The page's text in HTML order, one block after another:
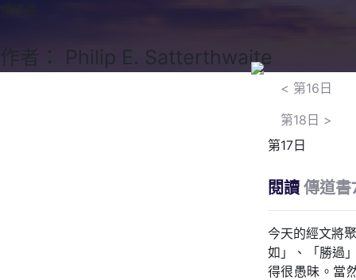
作者： Philip E. Satterthwaite
< 第16日
第18日 >
第17日
閱讀 傳道
今天的經文將
如」、「勝過
得很愚昧。當